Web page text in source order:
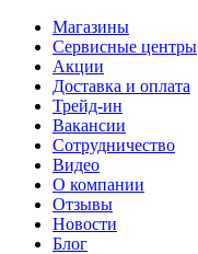
Магазины
Сервисные центры
Акции
Доставка и оплата
Трейд-ин
Вакансии
Сотрудничество
Видео
О компании
Отзывы
Новости
Блог